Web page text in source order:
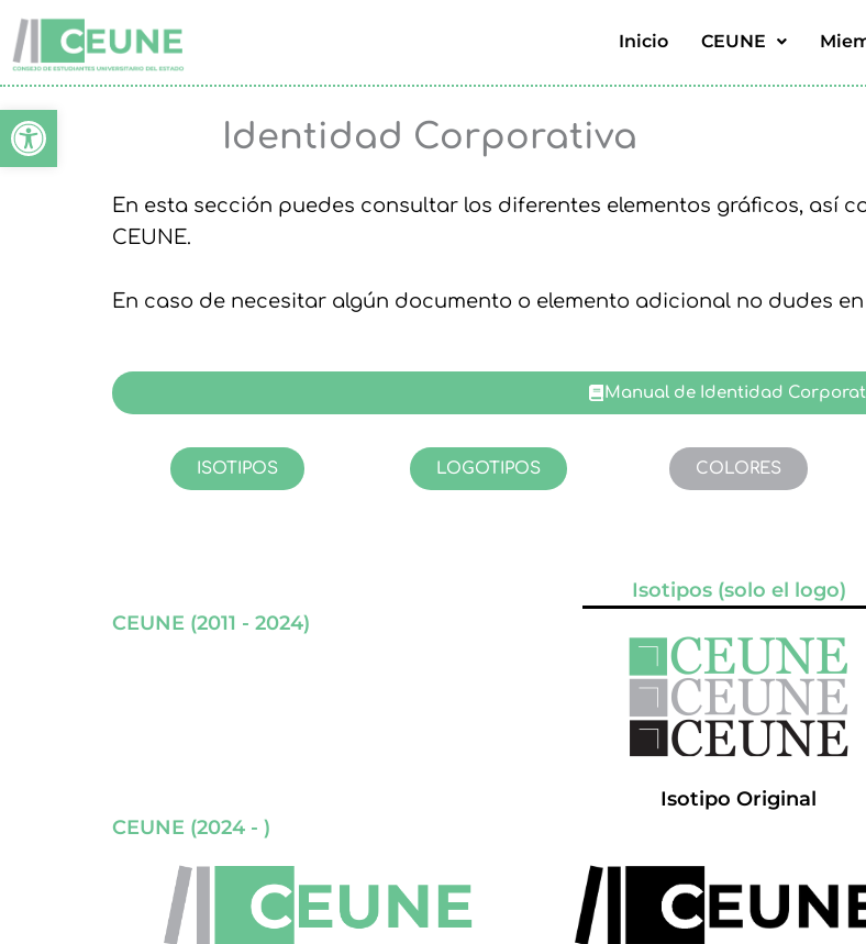
Abrir barra de herramientas
al
contenido
Inicio CEUNE
Identidad Corporativa
En esta sección puedes consultar los diferentes elementos gráficos, así
CEUNE.
En caso de necesitar algún documento o elemento adicional no dudes
Manual de Identidad
ISOTIPOS LOGOTIPOS COLORES
Isotipos (solo el logo)
CEUNE (2011 - 2024)
Isotipo Original
CEUNE (2024 - )